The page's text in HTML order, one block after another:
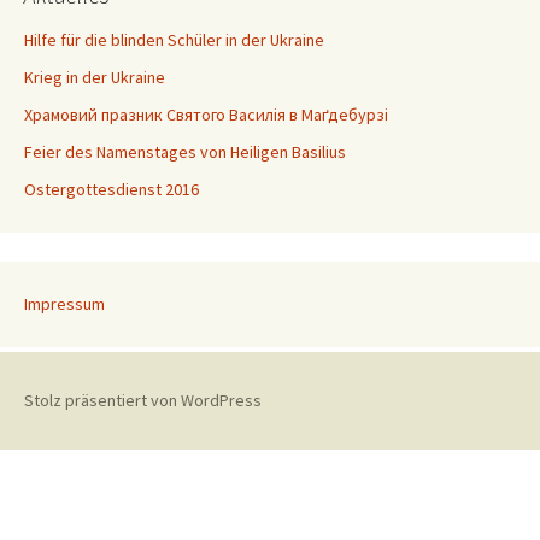
Hilfe für die blinden Schüler in der Ukraine
Krieg in der Ukraine
Храмовий празник Святого Василія в Маґдебурзі
Feier des Namenstages von Heiligen Basilius
Ostergottesdienst 2016
Impressum
Stolz präsentiert von WordPress